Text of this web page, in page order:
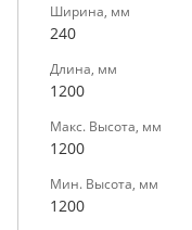
Ширина, мм
240
Длина, мм
1200
Макс. Высота, мм
1200
Мин. Высота, мм
1200